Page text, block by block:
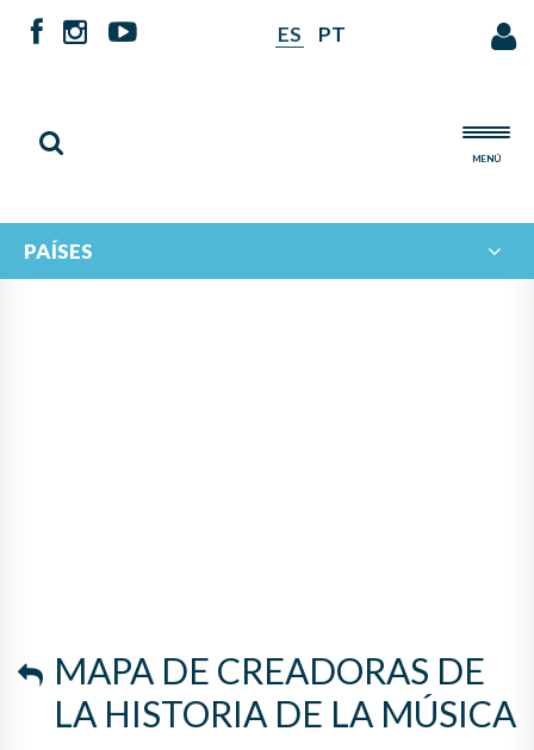
ES PT
MENÚ
PAÍSES
MAPA DE CREADORAS DE
LA HISTORIA DE LA MÚSICA